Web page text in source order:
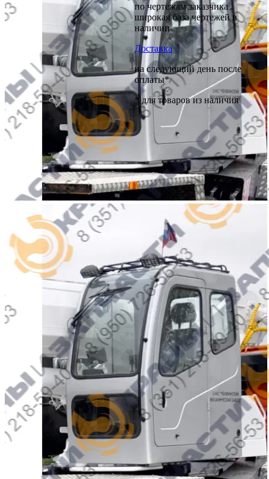
по чертежам заказчика
широкая база чертежей в
наличии
Доставка
на следующий день после
оплаты*
* для товаров из наличия